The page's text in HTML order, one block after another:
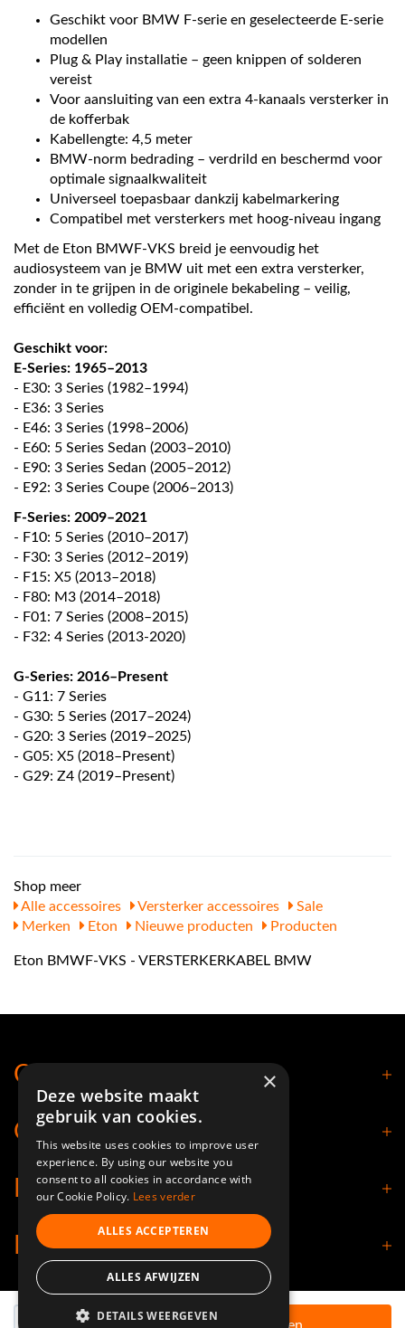
Geschikt voor BMW F-serie en geselecteerde E-serie
modellen
Plug & Play installatie – geen knippen of solderen
vereist
Voor aansluiting van een extra 4-kanaals versterker in
de kofferbak
Kabellengte: 4,5 meter
BMW-norm bedrading – verdrild en beschermd voor
optimale signaalkwaliteit
Universeel toepasbaar dankzij kabelmarkering
Compatibel met versterkers met hoog-niveau ingang
Met de Eton BMWF-VKS breid je eenvoudig het
audiosysteem van je BMW uit met een extra versterker,
zonder in te grijpen in de originele bekabeling – veilig,
efficiënt en volledig OEM-compatibel.
Geschikt voor:
E-Series: 1965–2013
- E30: 3 Series (1982–1994)
- E36: 3 Series
- E46: 3 Series (1998–2006)
- E60: 5 Series Sedan (2003–2010)
- E90: 3 Series Sedan (2005–2012)
- E92: 3 Series Coupe (2006–2013)
F-Series: 2009–2021
- F10: 5 Series (2010–2017)
- F30: 3 Series (2012–2019)
- F15: X5 (2013–2018)
- F80: M3 (2014–2018)
- F01: 7 Series (2008–2015)
- F32: 4 Series (2013-2020)
G-Series: 2016–Present
- G11: 7 Series
- G30: 5 Series (2017–2024)
- G20: 3 Series (2019–2025)
- G05: X5 (2018–Present)
- G29: Z4 (2019–Present)
Shop meer
Alle accessoires
Versterker accessoires
Sale
Merken
Eton Nieuwe producten Producten
Eton BMWF-VKS - VERSTERKERKABEL BMW
Contact
Openingstijden
Klantenservice
Informatie
© 2026 - Nimbuz Shop.
×
Deze website maakt
gebruik van cookies.
This website uses cookies to improve user
experience. By using our website you
consent to all cookies in accordance with
our Cookie Policy. Lees verder
ALLES ACCEPTEREN
ALLES AFWIJZEN
DETAILS WEERGEVEN